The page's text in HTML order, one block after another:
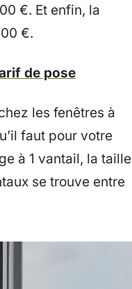
€. Et enfin, la
€.
de pose
les fenêtres à
faut pour votre
à 1 vantail, la taille
se trouve entre